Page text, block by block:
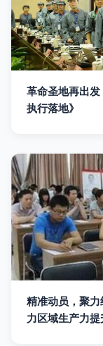
革命圣地再出
执行落地》
精准动员，聚
力区域生产力提